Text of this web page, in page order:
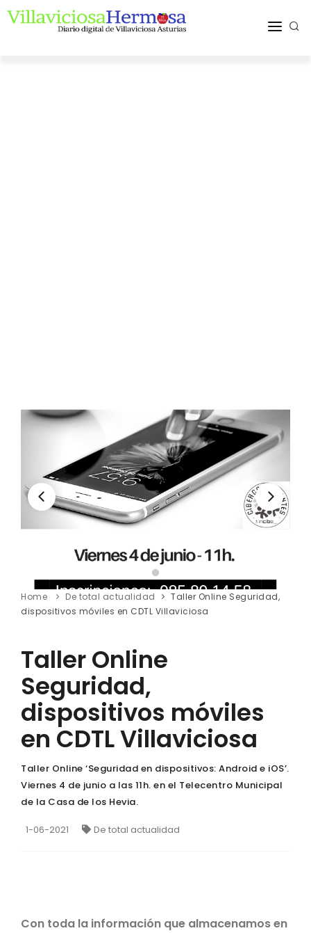
Home De total actualidad
Taller Online Seguridad,
dispositivos móviles en CDTL Villaviciosa
Taller Online
Seguridad,
dispositivos móviles
en CDTL Villaviciosa
Taller Online ‘Seguridad en dispositivos: Android e iOS’.
Viernes 4 de junio a las 11h. en el Telecentro Municipal
de la Casa de los Hevia.
1-06-2021 De total actualidad
Con toda la información que almacenamos en